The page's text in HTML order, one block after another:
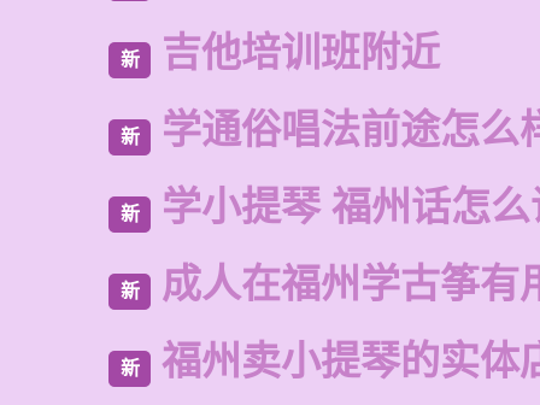
新 吉他培训班附近
新 学通俗唱法前途怎么
新 学小提琴 福州话怎
新 成人在福州学古筝有
新 福州卖小提琴的实体